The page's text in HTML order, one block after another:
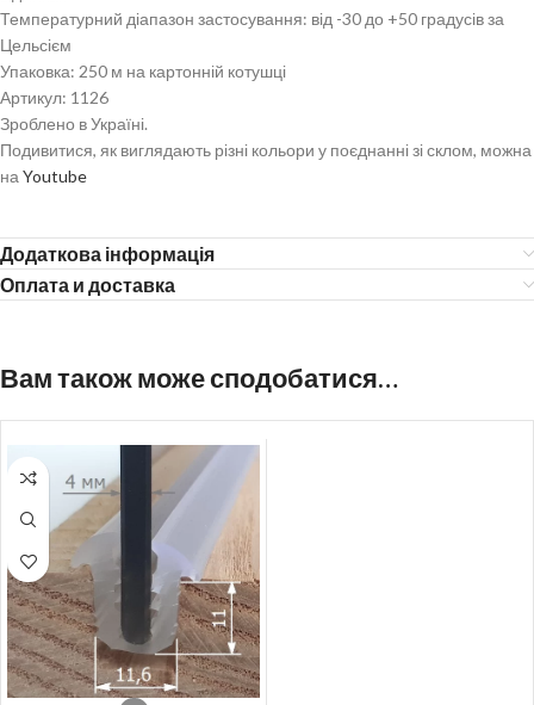
Температурний діапазон застосування: від -30 до +50 градусів за
Цельсієм
Упаковка: 250 м на картонній котушці
Артикул: 1126
Зроблено в Україні.
Подивитися, як виглядають різні кольори у поєднанні зі склом, можна
на Youtube
Додаткова інформація
Оплата и доставка
Вам також може сподобатися…